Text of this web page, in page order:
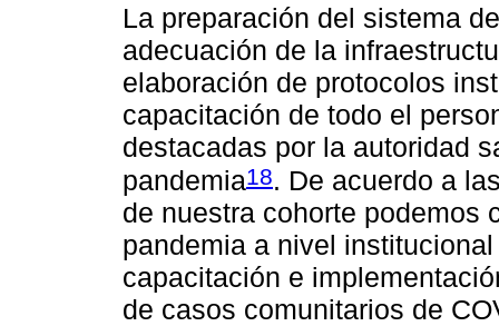
La preparación del sistema
adecuación de la
elaboración de protocolos
capacitación de todo el
destacadas por la autoridad
pandemia18. De acuerdo a
de nuestra cohorte podemos
pandemia a nivel
capacitación e
de casos comunitarios de